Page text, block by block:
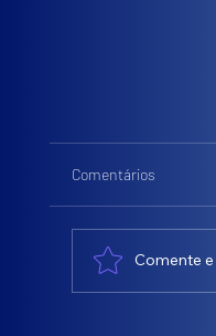
Comentários
Comente